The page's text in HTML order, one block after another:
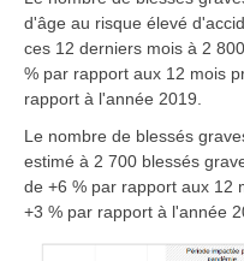
d'âge au risque élevé
ces 12 derniers mois à 2
% par rapport aux 12 mois
rapport à l'année 2019.
Le nombre de blessés
estimé à 2 700 blessés
de +6 % par rapport aux 12
+3 % par rapport à l'année